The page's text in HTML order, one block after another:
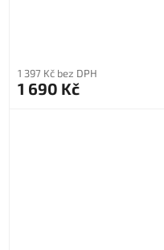
1 397 Kč bez DPH
1 690 Kč